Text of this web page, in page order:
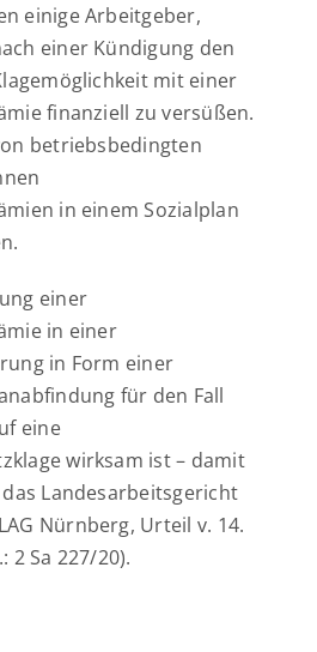
einige Arbeitgeber,
einer Kündigung den
mit einer
finanziell zu versüßen.
betriebsbedingten
in einem Sozialplan
einer
in einer
in Form einer
für den Fall
eine
wirksam ist – damit
Landesarbeitsgericht
Nürnberg, Urteil v. 14.
2 Sa 227/20).